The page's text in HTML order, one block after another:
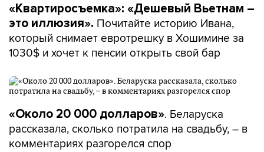
«Квартиросъемка»: «Дешевый Вьетнам –
это иллюзия». Почитайте историю Ивана,
который снимает евротрешку в Хошимине за
1030$ и хочет к пенсии открыть свой бар
«Около 20 000 долларов». Беларуска
рассказала, сколько потратила на свадьбу, – в
комментариях разгорелся спор